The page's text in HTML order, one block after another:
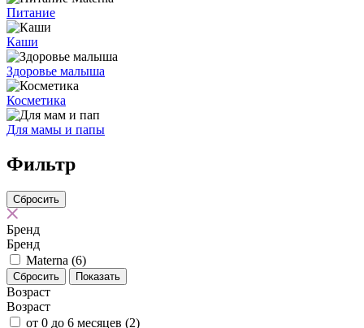
Питание
Каши
Здоровье малыша
Косметика
Для мамы и папы
Фильтр
Бренд
Бренд
Materna (6)
Сбросить Показать
Возраст
Возраст
от 0 до 6 месяцев (2)